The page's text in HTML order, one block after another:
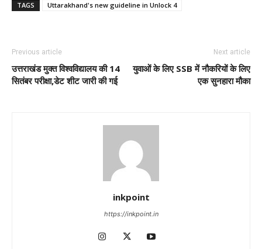
TAGS Uttarakhand's new guideline in Unlock 4
Previous article
उत्तराखंड मुक्त विश्वविद्यालय की 14
सितंबर परीक्षा,डेट शीट जारी की गई
Next article
युवाओं के लिए SSB में नौकरियों के लिए
एक सुनहारा मौका
inkpoint
https://inkpoint.in